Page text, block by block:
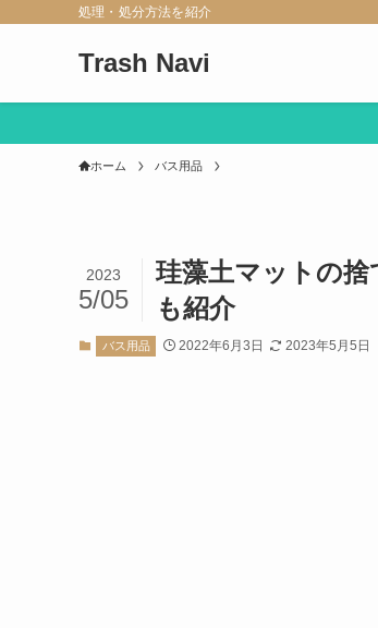
処理・処分方法を紹介
Trash Navi
ホーム バス用品
珪藻土マットの
も紹介
2023
5/05
バス用品 2022年6月3日 2023年5月5日